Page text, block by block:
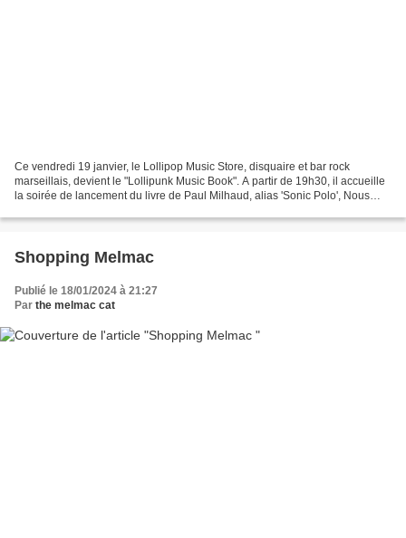
Ce vendredi 19 janvier, le Lollipop Music Store, disquaire et bar rock
marseillais, devient le "Lollipunk Music Book". A partir de 19h30, il accueille
la soirée de lancement du livre de Paul Milhaud, alias 'Sonic Polo', Nous
Shopping Melmac
Publié le 18/01/2024 à 21:27
Par the melmac cat